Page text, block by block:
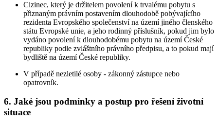
Cizinec, který je držitelem povolení k trvalému pobytu s
přiznaným právním postavením dlouhodobě pobývajícího
rezidenta Evropského společenství na území jiného členského
státu Evropské unie, a jeho rodinný příslušník, pokud jim bylo
vydáno povolení k dlouhodobému pobytu na území České
republiky podle zvláštního právního předpisu, a to pokud mají
bydliště na území České republiky.
V případě nezletilé osoby - zákonný zástupce nebo
opatrovník.
6. Jaké jsou podmínky a postup pro řešení životní
situace